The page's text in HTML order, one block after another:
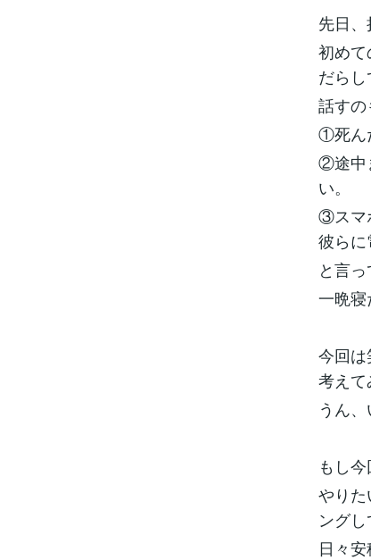
先日、
初め
だらし
話すの
①死ん
②途中
い。
③スマ
彼らに
と言っ
一晩寝
今回
考えて
うん
もし
やり
ングし
日々